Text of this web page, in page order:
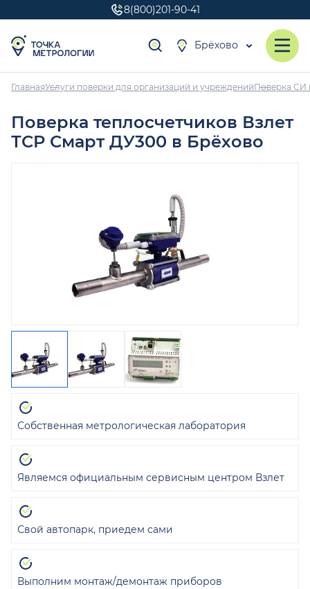
8(800)201-90-41
Брёхово
ГлавнаяУслуги поверки для организаций и учрежденийПоверка СИ
Поверка теплосчетчиков Взлет
ТСР Смарт ДУ300 в Брёхово
Собственная метрологическая лаборатория
Являемся официальным сервисным центром Взлет
Свой автопарк, приедем сами
Выполним монтаж/демонтаж приборов